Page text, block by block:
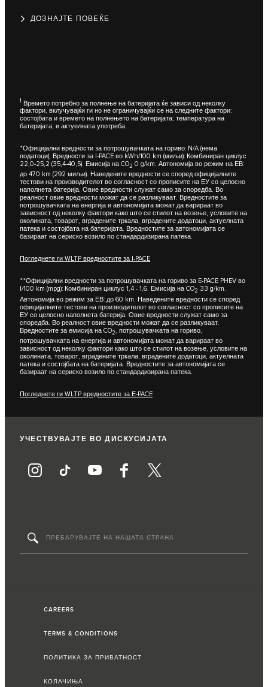
ДОЗНАЈТЕ ПОВЕЌЕ
1 Времето потребно за полнење на батеријата ќе зависи од неколку
фактори, вклучувајќи ги но не ограничувајќи се на следните фактори:
состојбата и времето на полнењето на батеријата; температура на
батеријата; и актуелната употреба.
*Официјални вредности за потрошувачката на гориво: N/A (нема
податоци); Вредности за I-PACE во kWh/100 km (миљи): Комбиниран циклус
22,0-25,2 (35,4-40,5). Емисија на CO2 0 g/km. Автономија во режим на ЕВ:
до 470 km (292 миљи). Наведените вредности се според официјалните
тестови на производителот во согласност со прописите на ЕУ со целосно
наполнета батерија. Овие вредности служат само за споредба. Во
реалност овие вредности можат да се разликуваат. Вредностите за
потрошувачката на енергија и автономијата можат да варираат во
зависност од неколку фактори како што се стилот на возење, условите на
околината, товарот, вградените тркала, вградените додатоци, актуелната
патека и состојбата на батеријата. Вредностите за автономијата се
базираат на сериско возило по стандардизирана патека.
Погледнете ги WLTP вредностите за I-PACE
**Официјални вредности за потрошувачката на гориво за E-PACE PHEV во
l/100 km (mpg): Комбиниран циклус 1,4 - 1,6. Емисија на CO2 33 g/km.
Автономија во режим за ЕВ: до 60 km. Наведените вредности се според
официјалните тестови на производителот во согласност со прописите на
ЕУ со целосно наполнета батерија. Овие вредности служат само за
споредба. Во реалност овие вредности можат да се разликуваат.
Вредностите за емисија на CO2
, потрошувачката на гориво,
потрошувачката на енергија и автономијата можат да варираат во
зависност од неколку фактори како што се стилот на возење, условите на
околината, товарот, вградените тркала, вградените додатоци, актуелната
патека и состојбата на батеријата. Вредностите за автономијата се
базираат на сериско возило по стандардизирана патека.
Погледнете ги WLTP вредностите за Е-PACE
УЧЕСТВУВАЈТЕ ВО ДИСКУСИЈАТА
CAREERS
TERMS & CONDITIONS
ПОЛИТИКА ЗА ПРИВАТНОСТ
КОЛАЧИЊА